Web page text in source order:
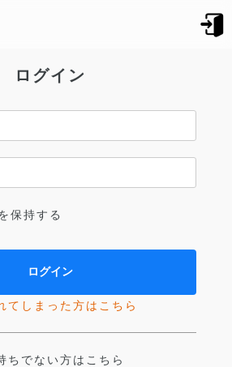
ログイン
保持する
てしまった方はこちら
ちでない方はこちら